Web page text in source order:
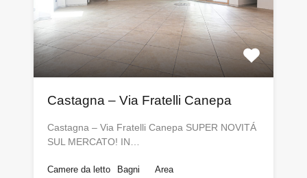
Castagna – Via Fratelli Canepa
Castagna – Via Fratelli Canepa SUPER NOVITÁ
SUL MERCATO! IN…
Camere da letto
Bagni
Area